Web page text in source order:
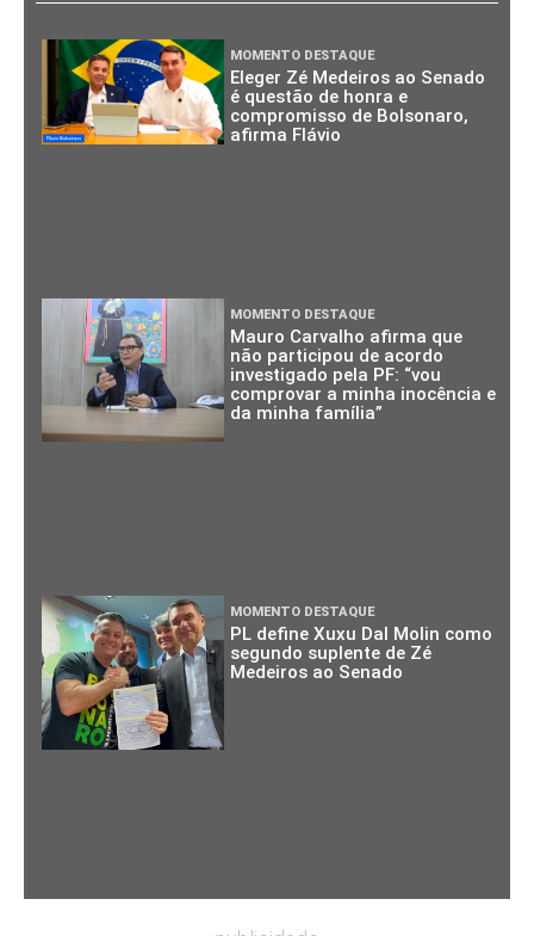
MOMENTO DESTAQUE
Eleger Zé Medeiros ao Senado
é questão de honra e
compromisso de Bolsonaro,
afirma Flávio
MOMENTO DESTAQUE
Mauro Carvalho afirma que
não participou de acordo
investigado pela PF: “vou
comprovar a minha inocência e
da minha família”
MOMENTO DESTAQUE
PL define Xuxu Dal Molin como
segundo suplente de Zé
Medeiros ao Senado